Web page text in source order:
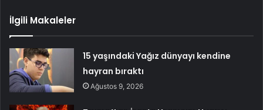
İlgili Makaleler
15 yaşındaki Yağız dünyayı kendine
hayran bıraktı
Ağustos 9, 2026